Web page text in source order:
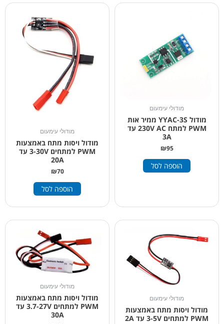
מודולי עימעום
מודול YYAC-3S ממיר אות
PWM למתח 230V AC עד
3A
₪95
הוספה לסל
מודולי עימעום
מודול ויסות מתח באמצעות
PWM למתחים 3-30V עד
20A
₪70
הוספה לסל
מודולי עימעום
מודול ויסות מתח באמצעות
PWM למתחים 3-5V עד 2A
מודולי עימעום
מודול ויסות מתח באמצעות
PWM למתחים 3.7-27V עד
30A